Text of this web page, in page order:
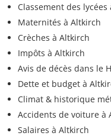
Classement des lycées
Maternités à Altkirch
Crèches à Altkirch
Impôts à Altkirch
Avis de décès dans le
Dette et budget à
Climat & historique
Accidents de voiture à
Salaires à Altkirch